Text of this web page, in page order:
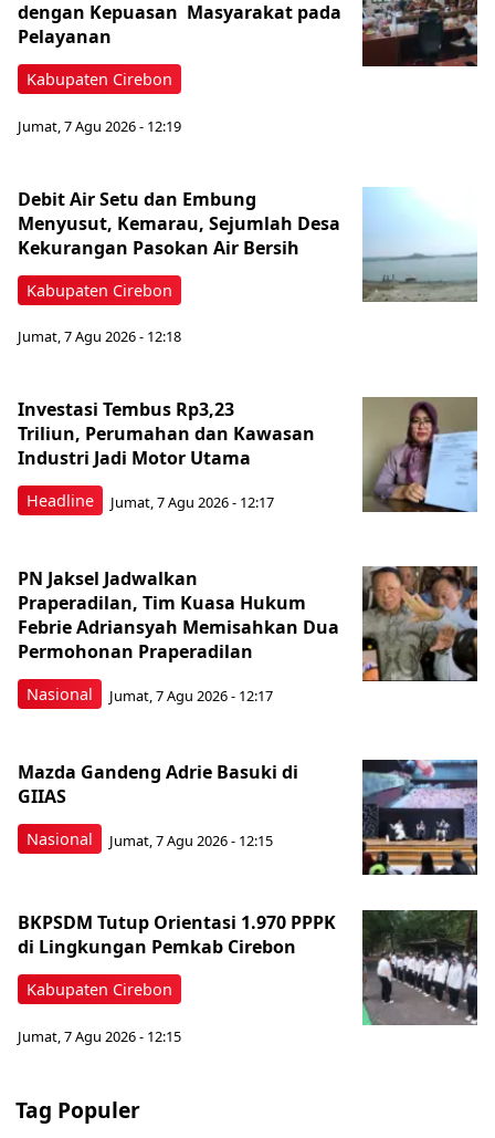
Kabupaten Cirebon
dengan Kepuasan Masyarakat pada
Pelayanan
Jumat, 7 Agu 2026 - 12:19
Kabupaten Cirebon
Debit Air Setu dan Embung
Menyusut, Kemarau, Sejumlah Desa
Kekurangan Pasokan Air Bersih
Jumat, 7 Agu 2026 - 12:18
Headline
Investasi Tembus Rp3,23
Triliun, Perumahan dan Kawasan
Industri Jadi Motor Utama
Jumat, 7 Agu 2026 - 12:17
Nasional
PN Jaksel Jadwalkan
Praperadilan, Tim Kuasa Hukum
Febrie Adriansyah Memisahkan Dua
Permohonan Praperadilan
Jumat, 7 Agu 2026 - 12:17
Nasional
Mazda Gandeng Adrie Basuki di
GIIAS
Jumat, 7 Agu 2026 - 12:15
Kabupaten Cirebon
BKPSDM Tutup Orientasi 1.970 PPPK
di Lingkungan Pemkab Cirebon
Jumat, 7 Agu 2026 - 12:15
Tag Populer